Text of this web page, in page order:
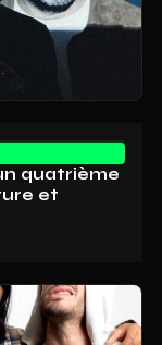
quatrième
et